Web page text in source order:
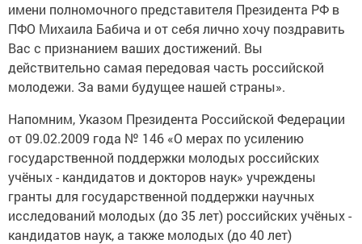
имени полномочного представителя Президента РФ в
ПФО Михаила Бабича и от себя лично хочу поздравить
Вас с признанием ваших достижений. Вы
действительно самая передовая часть российской
молодежи. За вами будущее нашей страны».
Напомним, Указом Президента Российской Федерации
от 09.02.2009 года № 146 «О мерах по усилению
государственной поддержки молодых российских
учёных - кандидатов и докторов наук» учреждены
гранты для государственной поддержки научных
исследований молодых (до 35 лет) российских учёных -
кандидатов наук, а также молодых (до 40 лет)